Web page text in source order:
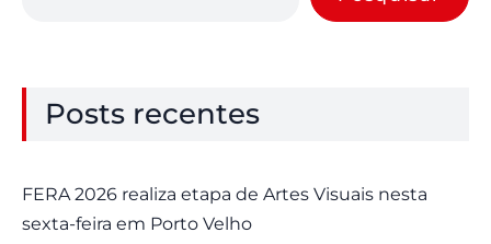
Posts recentes
FERA 2026 realiza etapa de Artes Visuais nesta
sexta-feira em Porto Velho